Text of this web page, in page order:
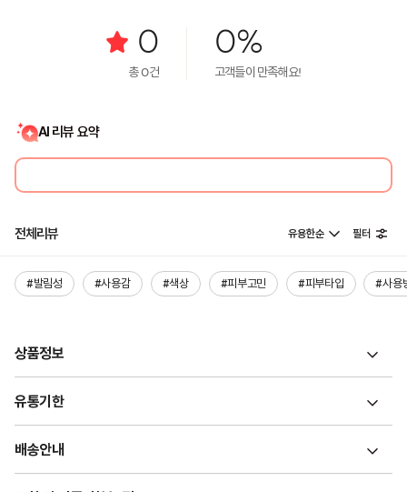
0
총0건
0%
고객들이 만족해요!
AI 리뷰 요약
전체리뷰 유용한순 필터
#발림성 #사용감 #색상 #피부고민 #피부타입 #사용
상품정보
유통기한
배송안내